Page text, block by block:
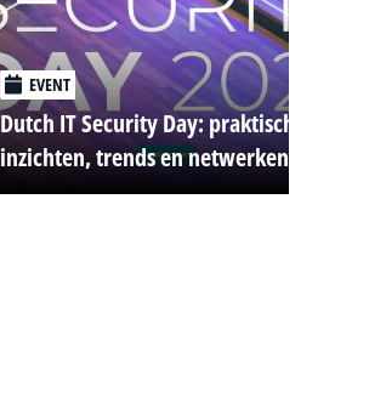
EVENT
Dutch IT Security Day: praktische
inzichten, trends en netwerken